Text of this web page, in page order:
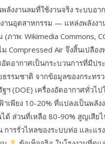
พลังงานลมที่ใช้งานจริง ระบบอา
งานอุตสาหกรรม — แหล่งพลังง
(ภาพ: Wikimedia Commons,
Compressed Air จึงสิ้นเปลือง
อัดอากาศเป็นกระบวนการที่มีปร
ธรรมชาติ จากข้อมูลของกระทร
ฐฯ (DOE) เครื่องอัดอากาศทั่วไป
าเพียง 10-20% ที่แปลงเป็นพลัง
ได้ ส่วนที่เหลือ 80-90% สูญเสีย
การรั่วไหลของระบบท่อ และแร